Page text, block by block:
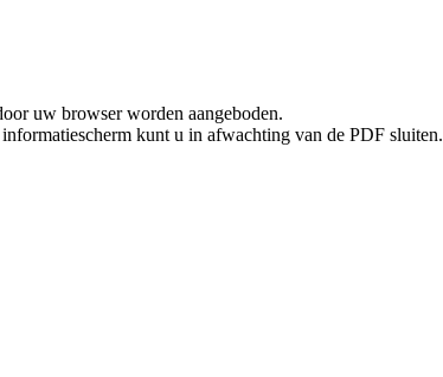
uw browser worden aangeboden.
kunt u in afwachting van de PDF sluiten.